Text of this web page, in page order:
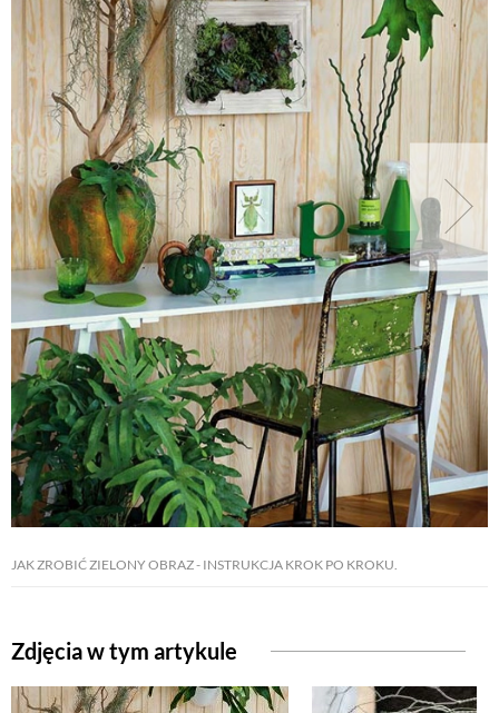
JAK ZROBIĆ ZIELONY OBRAZ - INSTRUKCJA KROK PO KROKU.
Zdjęcia w tym artykule